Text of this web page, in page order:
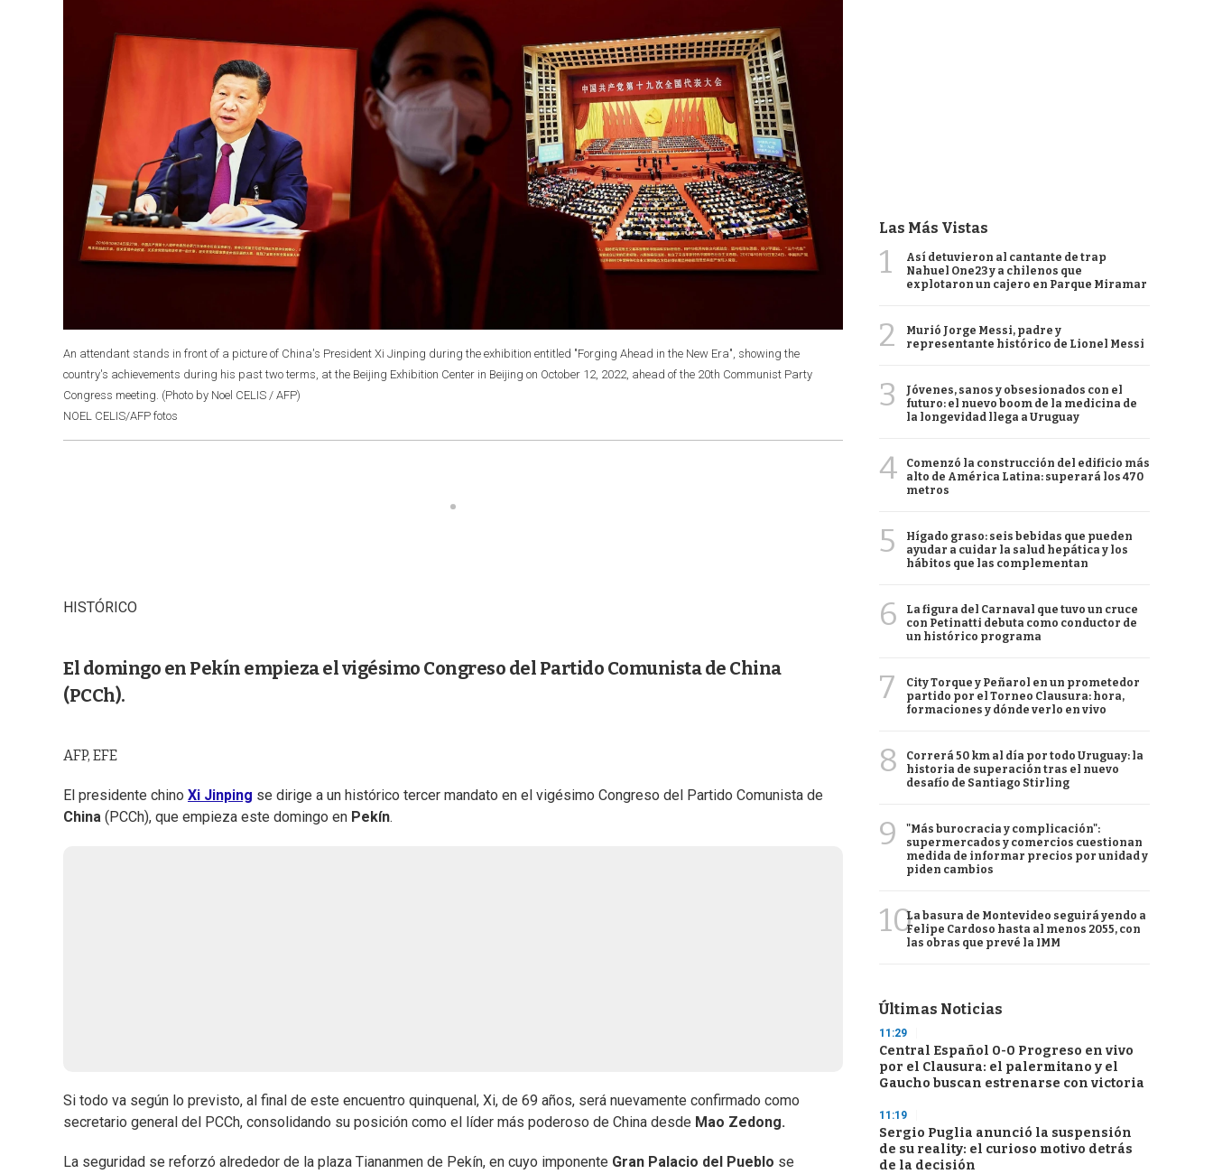
An attendant stands in front of a picture of China's President Xi Jinping during the exhibition entitled "Forging Ahead in the New Era", showing the
country's achievements during his past two terms, at the Beijing Exhibition Center in Beijing on October 12, 2022, ahead of the 20th Communist Party
Congress meeting. (Photo by Noel CELIS / AFP)
NOEL CELIS/AFP fotos
HISTÓRICO
El domingo en Pekín empieza el vigésimo Congreso del Partido Comunista de China
(PCCh).
AFP, EFE
El presidente chino Xi Jinping se dirige a un histórico tercer mandato en el vigésimo Congreso del Partido Comunista de
China (PCCh), que empieza este domingo en Pekín.
Si todo va según lo previsto, al final de este encuentro quinquenal, Xi, de 69 años, será nuevamente confirmado como
secretario general del PCCh, consolidando su posición como el líder más poderoso de China desde Mao Zedong.
La seguridad se reforzó alrededor de la plaza Tiananmen de Pekín, en cuyo imponente Gran Palacio del Pueblo se
Las Más Vistas
1
Así detuvieron al cantante de trap
Nahuel One23 y a chilenos que
explotaron un cajero en Parque Miramar
2
Murió Jorge Messi, padre y
representante histórico de Lionel Messi
3
Jóvenes, sanos y obsesionados con el
futuro: el nuevo boom de la medicina de
la longevidad llega a Uruguay
4
Comenzó la construcción del edificio más
alto de América Latina: superará los 470
metros
5
Hígado graso: seis bebidas que pueden
ayudar a cuidar la salud hepática y los
hábitos que las complementan
6
La figura del Carnaval que tuvo un cruce
con Petinatti debuta como conductor de
un histórico programa
7
City Torque y Peñarol en un prometedor
partido por el Torneo Clausura: hora,
formaciones y dónde verlo en vivo
8
Correrá 50 km al día por todo Uruguay: la
historia de superación tras el nuevo
desafío de Santiago Stirling
9
"Más burocracia y complicación":
supermercados y comercios cuestionan
medida de informar precios por unidad y
piden cambios
10La basura de Montevideo seguirá yendo a
Felipe Cardoso hasta al menos 2055, con
las obras que prevé la IMM
Últimas Noticias
11:29
Central Español 0-0 Progreso en vivo
por el Clausura: el palermitano y el
Gaucho buscan estrenarse con victoria
11:19
Sergio Puglia anunció la suspensión
de su reality: el curioso motivo detrás
de la decisión